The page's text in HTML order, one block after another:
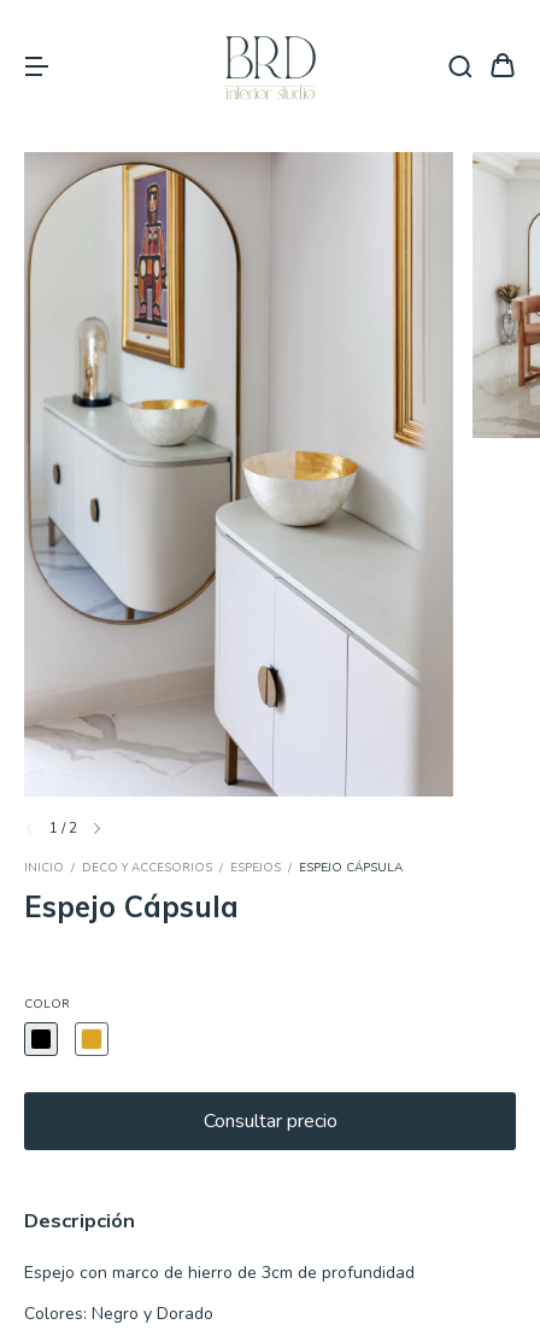
1 /2
INICIO / DECO Y ACCESORIOS / ESPEJOS / ESPEJO CÁPSULA
Espejo Cápsula
COLOR
Descripción
Espejo con marco de hierro de 3cm de profundidad
Colores: Negro y Dorado